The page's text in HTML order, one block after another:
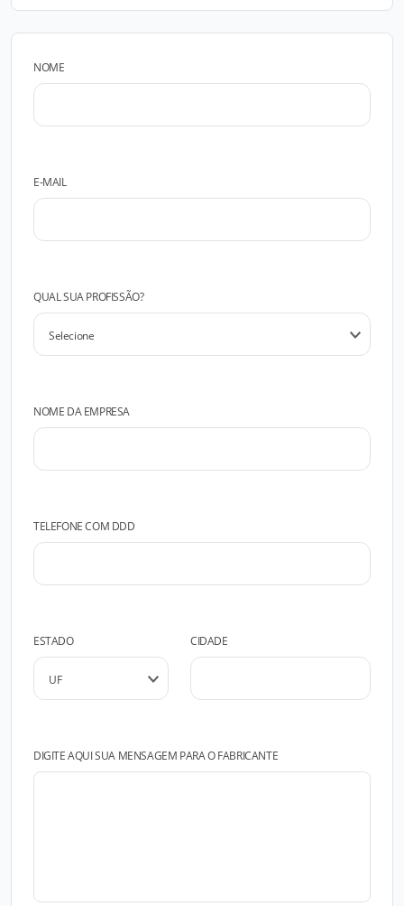
NOME
E-MAIL
QUAL SUA PROFISSÃO?
NOME DA EMPRESA
TELEFONE COM DDD
ESTADO CIDADE
DIGITE AQUI SUA MENSAGEM PARA O FABRICANTE